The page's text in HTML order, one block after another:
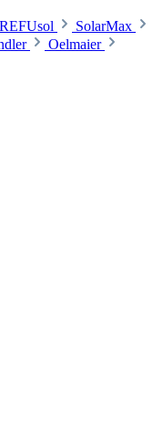
REFUsol
SolarMax
Oelmaier